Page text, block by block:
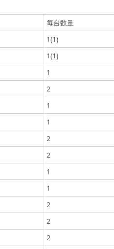
每台数量
1(1)
1(1)
1
2
1
1
2
2
1
1
2
2
2